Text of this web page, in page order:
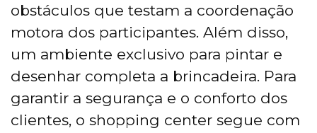
obstáculos que testam a coordenação
motora dos participantes. Além disso,
um ambiente exclusivo para pintar e
desenhar completa a brincadeira. Para
garantir a segurança e o conforto dos
clientes, o shopping center segue com